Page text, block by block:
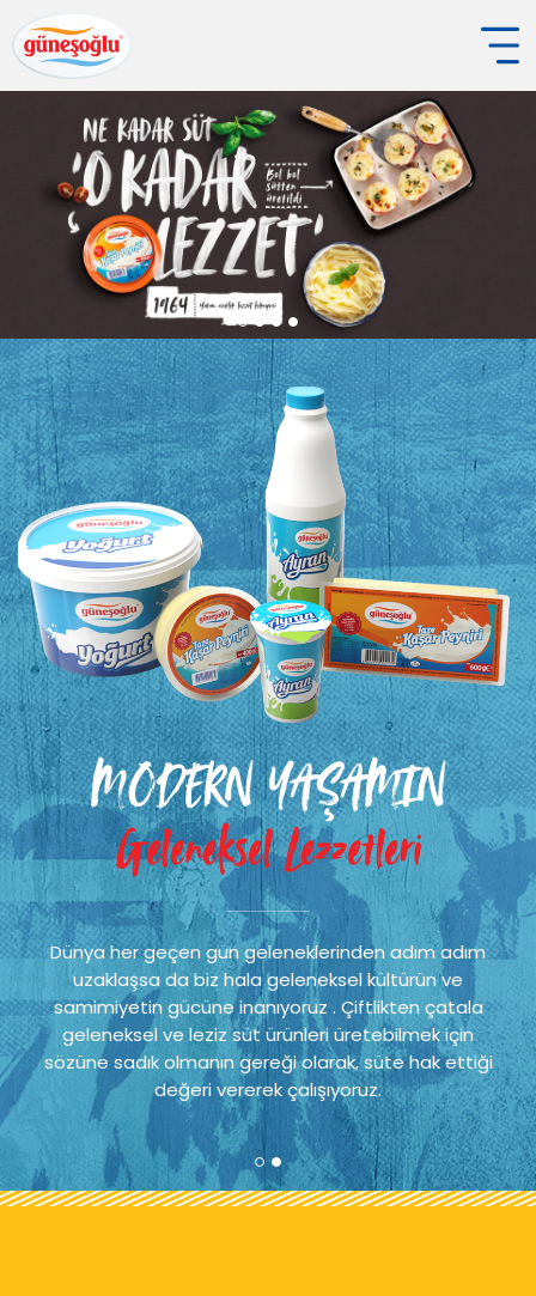
MODERN YAŞAMIN
Geleneksel Lezzetleri
Dünya her geçen gün geleneklerinden adım adım
uzaklaşsa da biz hala geleneksel kültürün ve
samimiyetin gücüne inanıyoruz . Çiftlikten çatala
geleneksel ve leziz süt ürünleri üretebilmek için
sözüne sadık olmanın gereği olarak, süte hak ettiği
değeri vererek çalışıyoruz.